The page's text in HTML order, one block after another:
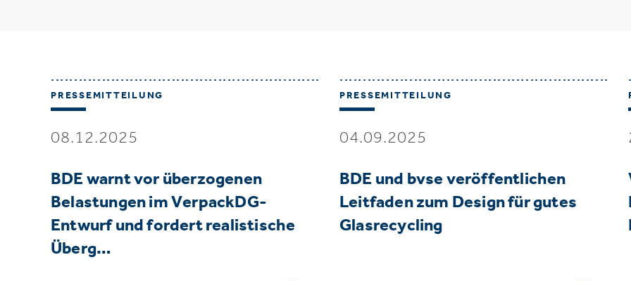
PRESSEMITTEILUNG
08.12.2025
BDE warnt vor überzogenen
Belastungen im VerpackDG-
Entwurf und fordert realistische
Überg…
PRESSEMITTEILUNG
04.09.2025
BDE und bvse veröffentlichen
Leitfaden zum Design für gutes
Glasrecycling